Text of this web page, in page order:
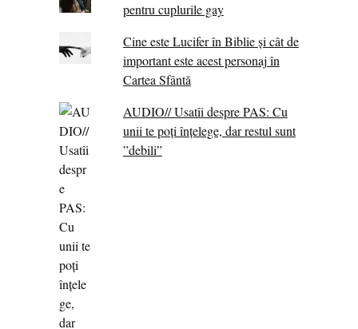
pentru cuplurile gay
Cine este Lucifer în Biblie și cât de
important este acest personaj în
Cartea Sfântă
AUDIO// Usatîi despre PAS: Cu
unii te poți înțelege, dar restul sunt
”debili”